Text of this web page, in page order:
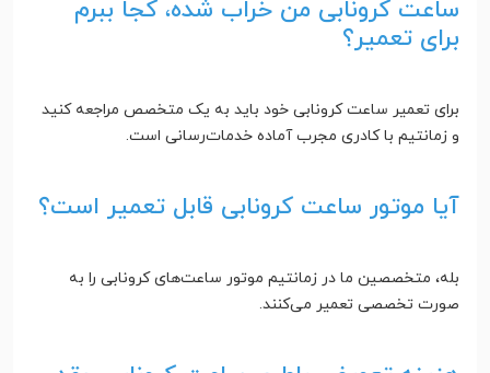
ساعت کرونابی من خراب شده، کجا ببرم
برای تعمیر؟
برای تعمیر ساعت کرونابی خود باید به یک متخصص مراجعه کنید
و زمانتیم با کادری مجرب آماده خدمات‌رسانی است.
آیا موتور ساعت کرونابی قابل تعمیر است؟
بله، متخصصین ما در زمانتیم موتور ساعت‌های کرونابی را به
صورت تخصصی تعمیر می‌کنند.